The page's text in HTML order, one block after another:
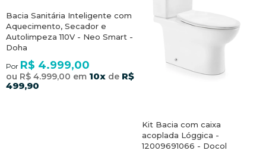
Bacia Sanitária Inteligente com
Aquecimento, Secador e
Autolimpeza 110V - Neo Smart -
Doha
Por R$ 4.999,00
ou R$ 4.999,00 em 10xde R$
499,90
Kit Bacia com caixa
acoplada Lóggica -
12009691066 - Docol